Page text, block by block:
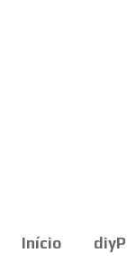
Início